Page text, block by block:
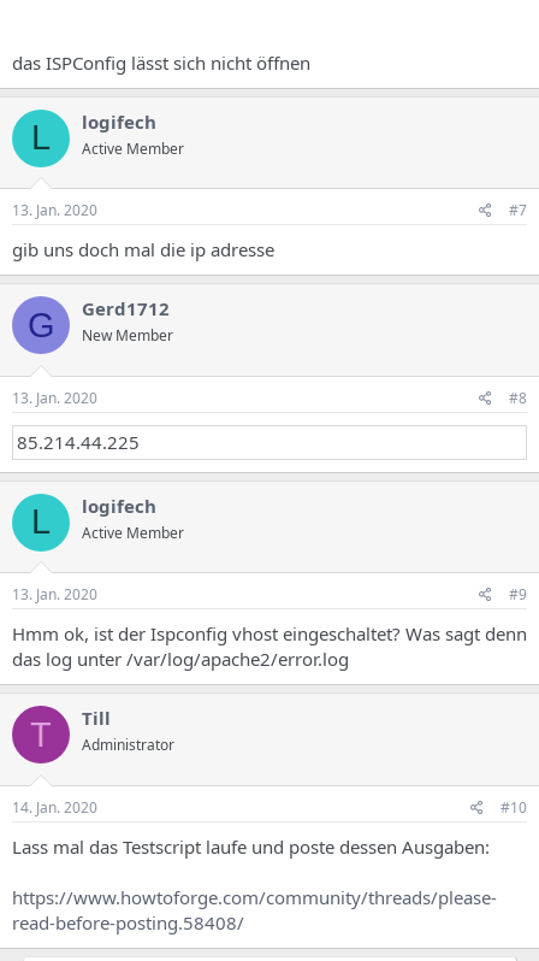
das ISPConfig lässt sich nicht öffnen
L logifech
Active Member
13. Jan. 2020 #7
gib uns doch mal die ip adresse
G Gerd1712
New Member
13. Jan. 2020 #8
85.214.44.225
L logifech
Active Member
13. Jan. 2020 #9
Hmm ok, ist der Ispconfig vhost eingeschaltet? Was sagt denn
das log unter /var/log/apache2/error.log
T Till
Administrator
14. Jan. 2020 #10
Lass mal das Testscript laufe und poste dessen Ausgaben:
https://www.howtoforge.com/community/threads/please-
read-before-posting.58408/